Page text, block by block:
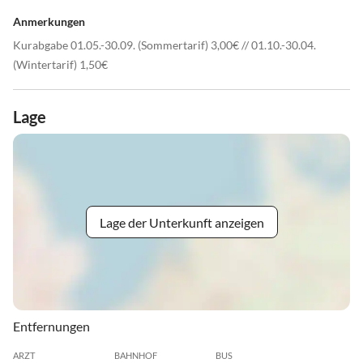
Anmerkungen
Kurabgabe 01.05.-30.09. (Sommertarif) 3,00€ // 01.10.-30.04.
(Wintertarif) 1,50€
Lage
Lage der Unterkunft anzeigen
Entfernungen
ARZT BAHNHOF BUS